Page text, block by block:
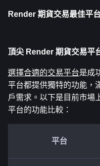
Render 期貨交易最佳平
頂尖 Render 期貨交易平
選擇合適的交易平台是成
平台都提供獨特的功能，
戶需求。以下是目前市場
平台的功能比較：
平台